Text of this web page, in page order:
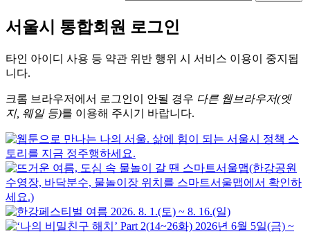
서울시 통합회원 로그인
타인 아이디 사용 등 약관 위반 행위 시 서비스 이용이 중지됩
니다.
크롬 브라우저에서 로그인이 안될 경우 다른 웹브라우저(엣
지, 웨일 등)를 이용해 주시기 바랍니다.